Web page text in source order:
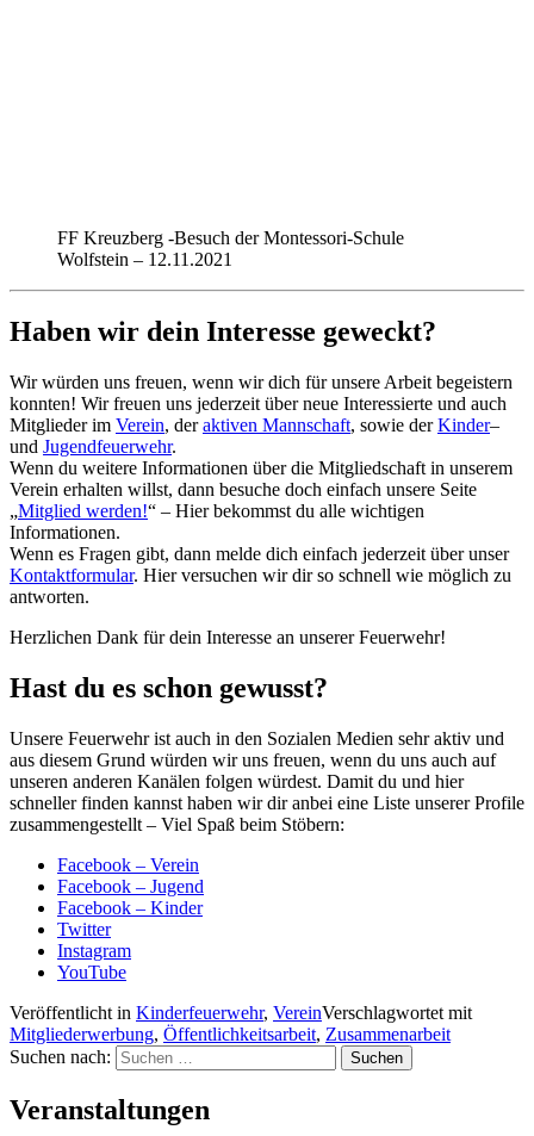
FF Kreuzberg -Besuch der Montessori-Schule
Wolfstein – 12.11.2021
Haben wir dein Interesse geweckt?
Wir würden uns freuen, wenn wir dich für unsere Arbeit begeistern
konnten! Wir freuen uns jederzeit über neue Interessierte und auch
Mitglieder im Verein, deraktiven Mannschaft, sowie derKinder–
und Jugendfeuerwehr.
Wenn du weitere Informationen über die Mitgliedschaft in unserem
Verein erhalten willst, dann besuche doch einfach unsere Seite
„Mitglied werden!“ – Hier bekommst du alle wichtigen
Informationen.
Wenn es Fragen gibt, dann melde dich einfach jederzeit über unser
Kontaktformular. Hier versuchen wir dir so schnell wie möglich zu
antworten.
Herzlichen Dank für dein Interesse an unserer Feuerwehr!
Hast du es schon gewusst?
Unsere Feuerwehr ist auch in den Sozialen Medien sehr aktiv und
aus diesem Grund würden wir uns freuen, wenn du uns auch auf
unseren anderen Kanälen folgen würdest. Damit du und hier
schneller finden kannst haben wir dir anbei eine Liste unserer Profile
zusammengestellt – Viel Spaß beim Stöbern:
Facebook – Verein
Facebook – Jugend
Facebook – Kinder
Twitter
Instagram
YouTube
Veröffentlicht in Kinderfeuerwehr, VereinVerschlagwortet mit
Mitgliederwerbung, Öffentlichkeitsarbeit, Zusammenarbeit
Suchen nach:
Veranstaltungen